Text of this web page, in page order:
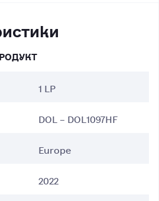
1 LP
DOL – DOL1097HF
Europe
2022